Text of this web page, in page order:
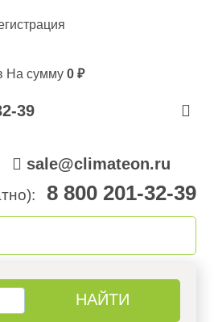
На сумму 0 ₽
39
sale@climateon.ru
8 800 201-32-39